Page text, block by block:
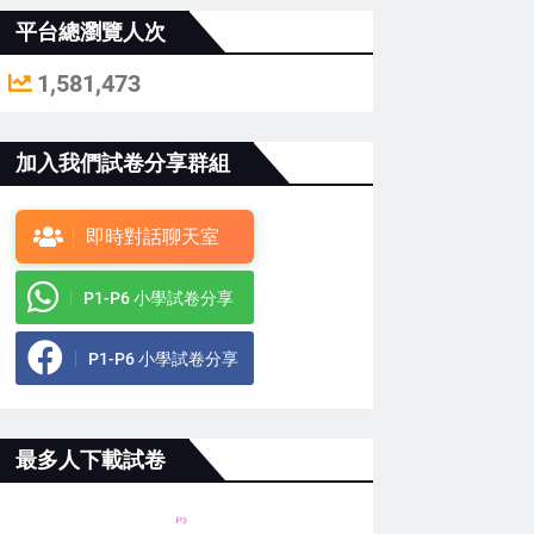
平台總瀏覽人次
1,581,473
加入我們試卷分享群組
即時對話聊天室
P1-P6 小學試卷分享
P1-P6 小學試卷分享
最多人下載試卷